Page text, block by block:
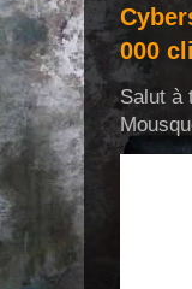
000
Salut à